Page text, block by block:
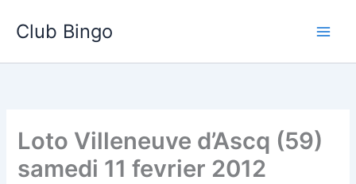
Club Bingo
Loto Villeneuve d’Ascq (59)
samedi 11 fevrier 2012